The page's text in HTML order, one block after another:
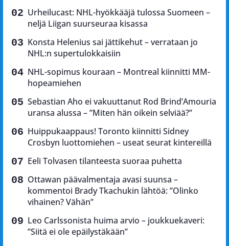
Urheilucast: NHL-hyökkääjä tulossa Suomeen –
neljä Liigan suurseuraa kisassa
Konsta Helenius sai jättikehut – verrataan jo
NHL:n supertulokkaisiin
NHL-sopimus kouraan – Montreal kiinnitti MM-
hopeamiehen
Sebastian Aho ei vakuuttanut Rod Brind’Amouria
uransa alussa – ”Miten hän oikein selviää?”
Huippukaappaus! Toronto kiinnitti Sidney
Crosbyn luottomiehen – useat seurat kintereillä
Eeli Tolvasen tilanteesta suoraa puhetta
Ottawan päävalmentaja avasi suunsa –
kommentoi Brady Tkachukin lähtöä: ”Olinko
vihainen? Vähän”
Leo Carlssonista huima arvio – joukkuekaveri:
”Siitä ei ole epäilystäkään”